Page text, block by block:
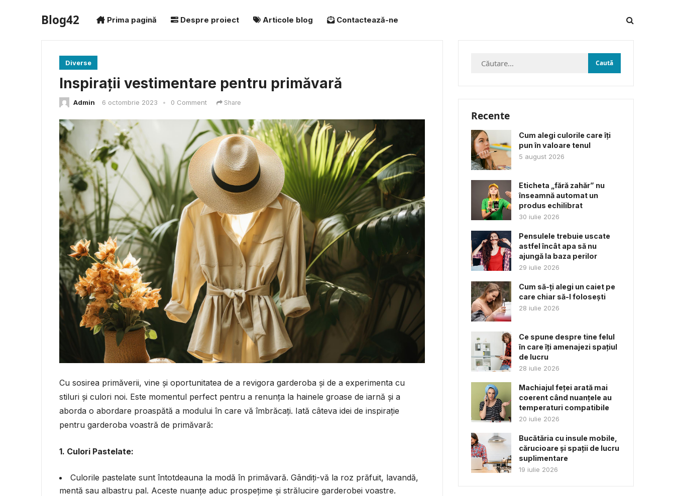
Blog42 Prima pagină Despre proiect Articole blog Contactează-ne
Diverse
Inspirații vestimentare pentru primăvară
Admin 6 octombrie 2023 • 0 Comment Share
Cu sosirea primăverii, vine și oportunitatea de a revigora garderoba și de a experimenta cu
stiluri și culori noi. Este momentul perfect pentru a renunța la hainele groase de iarnă și a
aborda o abordare proaspătă a modului în care vă îmbrăcați. Iată câteva idei de inspirație
pentru garderoba voastră de primăvară:
1. Culori Pastelate:
Culorile pastelate sunt întotdeauna la modă în primăvară. Gândiți-vă la roz prăfuit, lavandă,
mentă sau albastru pal. Aceste nuanțe aduc prospețime și strălucire garderobei voastre.
Caută
Recente
Cum alegi culorile care îți
pun în valoare tenul
5 august 2026
Eticheta „fără zahăr” nu
înseamnă automat un
produs echilibrat
30 iulie 2026
Pensulele trebuie uscate
astfel încât apa să nu
ajungă la baza perilor
29 iulie 2026
Cum să-ți alegi un caiet pe
care chiar să-l folosești
28 iulie 2026
Ce spune despre tine felul
în care îți amenajezi spațiul
de lucru
28 iulie 2026
Machiajul feței arată mai
coerent când nuanțele au
temperaturi compatibile
20 iulie 2026
Bucătăria cu insule mobile,
cărucioare și spații de lucru
suplimentare
19 iulie 2026